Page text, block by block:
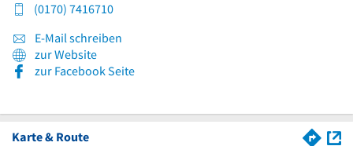
(0170) 7416710
E-Mail schreiben
zur Website
zur Facebook Seite
Karte & Route